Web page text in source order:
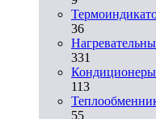
36
331
Кондиционеры
113
55